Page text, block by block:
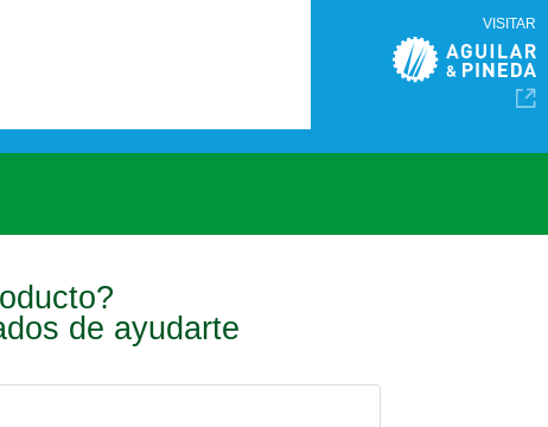
VISITAR
de ayudarte